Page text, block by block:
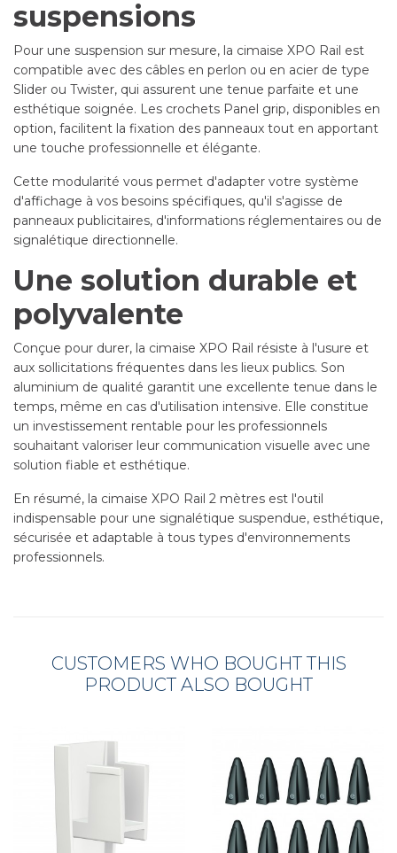
suspensions
Pour une suspension sur mesure, la cimaise XPO Rail est
compatible avec des câbles en perlon ou en acier de type
Slider ou Twister, qui assurent une tenue parfaite et une
esthétique soignée. Les crochets Panel grip, disponibles en
option, facilitent la fixation des panneaux tout en apportant
une touche professionnelle et élégante.
Cette modularité vous permet d'adapter votre système
d'affichage à vos besoins spécifiques, qu'il s'agisse de
panneaux publicitaires, d'informations réglementaires ou de
signalétique directionnelle.
Une solution durable et
polyvalente
Conçue pour durer, la cimaise XPO Rail résiste à l'usure et
aux sollicitations fréquentes dans les lieux publics. Son
aluminium de qualité garantit une excellente tenue dans le
temps, même en cas d'utilisation intensive. Elle constitue
un investissement rentable pour les professionnels
souhaitant valoriser leur communication visuelle avec une
solution fiable et esthétique.
En résumé, la cimaise XPO Rail 2 mètres est l'outil
indispensable pour une signalétique suspendue, esthétique,
sécurisée et adaptable à tous types d'environnements
professionnels.
CUSTOMERS WHO BOUGHT THIS
PRODUCT ALSO BOUGHT